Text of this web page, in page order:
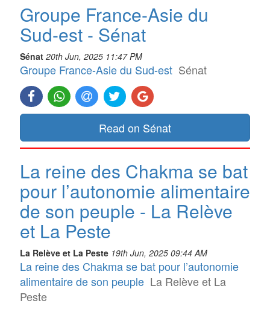
Groupe France-Asie du
Sud-est - Sénat
Sénat 20th Jun, 2025 11:47 PM
Groupe France-Asie du Sud-est Sénat
Read on Sénat
La reine des Chakma se bat
pour l’autonomie alimentaire
de son peuple - La Relève
et La Peste
La Relève et La Peste 19th Jun, 2025 09:44 AM
La reine des Chakma se bat pour l’autonomie
alimentaire de son peuple La Relève et La
Peste